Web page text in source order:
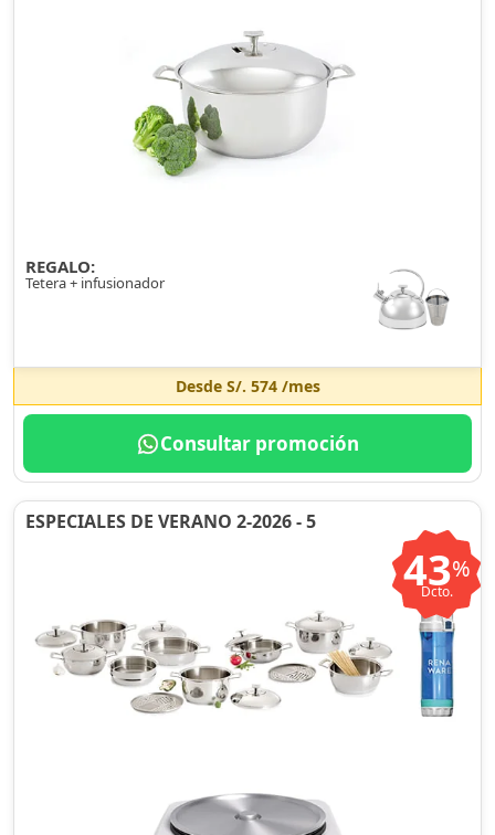
REGALO:
Tetera + infusionador
Desde S/. 574/mes
Consultar promoción
ESPECIALES DE VERANO 2-2026 - 5
43%
Dcto.